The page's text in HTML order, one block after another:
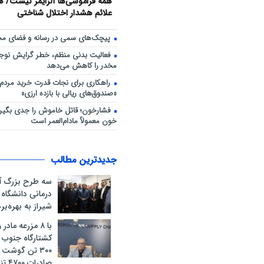
علائم هشدار اختلال شناختی
پیچک‌های سمی در رسانه و فضای
فعالیت بدنی منظم، خطر گرایش
مخدر را کاهش می‌دهد
راهکاری برای نجات قدرت خرید
«صندوق‌های ریالی با بازده ارزی»
فشارخون؛ قاتل خاموش را جدی
خون معمولاً مادام‌العمر است
جدیدترین مطالب
سه طرح بزرگ
درمانی
شیراز به
با ۸ مزرعه
کشتارگاه جنوب
۳۰۰ تن